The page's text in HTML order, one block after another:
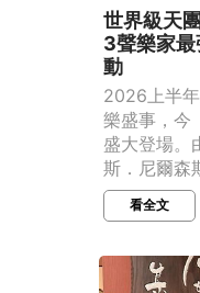
世界級天
3聲樂家
動
2026上半
樂盛事，今
盛大登場。
斯．尼爾森
看全文